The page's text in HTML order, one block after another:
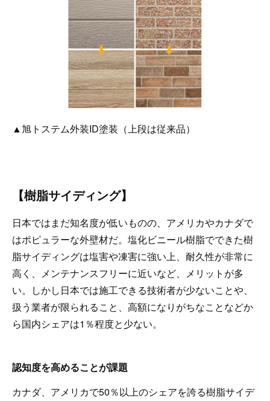
▲旭トステム外装ID塗装（上段は従来品）
【樹脂サイディング】
日本ではまだ知名度が低いものの、アメリカやカナダで
はポピュラーな外壁材だ。塩化ビニール樹脂でできた樹
脂サイディングは塩害や凍害に強い上、耐久性が非常に
高く、メンテナンスフリーに近いなど、メリットが多
い。しかし日本では施工できる技術者が少ないことや、
扱う業者が限られること、高額になりがちなことなどか
ら国内シェアは1％程度と少ない。
認知度を高めることが課題
カナダ、アメリカで50％以上のシェアを誇る樹脂サイデ